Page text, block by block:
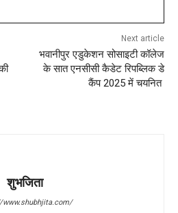
Next article
भवानीपुर एडुकेशन सोसाइटी कॉलेज
के सात एनसीसी कैडेट रिपब्लिक डे
कैंप 2025 में चयनित
शुभजिता